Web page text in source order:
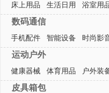
床上用品 生活日用 浴室用
数码通信
手机配件 智能设备 时尚影
运动户外
健康器械 体育用品 户外装
皮具箱包